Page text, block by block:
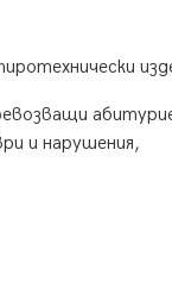
и нарушения,